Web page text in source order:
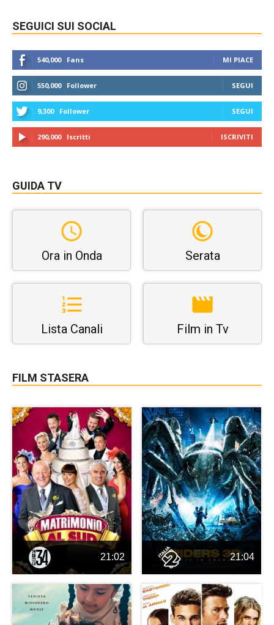
SEGUICI SUI SOCIAL
540,000 Fans MI PIACE
550,000 Follower SEGUI
9,300 Follower SEGUI
290,000 Iscritti ISCRIVITI
GUIDA TV
Ora in Onda Serata
Lista Canali Film in Tv
FILM STASERA
21:02 21:04